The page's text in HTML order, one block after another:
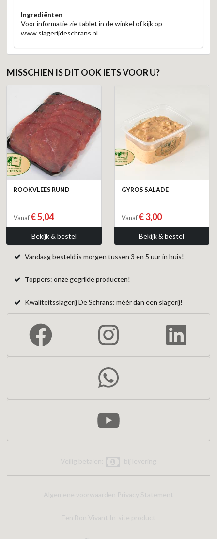
Ingrediënten
Voor informatie zie tablet in de winkel of kijk op
www.slagerijdeschrans.nl
MISSCHIEN IS DIT OOK IETS VOOR U?
ROOKVLEES RUND
Vanaf € 5,04
Bekijk & bestel
GYROS SALADE
Vanaf € 3,00
Bekijk & bestel
Vandaag besteld is morgen tussen 3 en 5 uur in huis!
Toppers: onze gegrilde producten!
Kwaliteitsslagerij De Schrans: méér dan een slagerij!